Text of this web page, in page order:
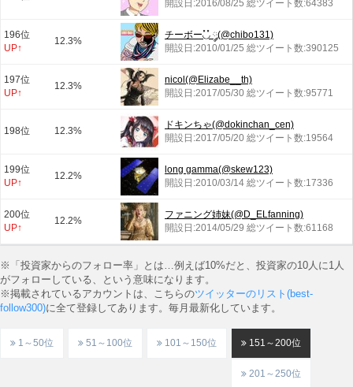
開設日:2016/08/25 総ツイート数:64383
196位
UP↑
12.3%
チーボー◟̽◞̽ ༘(@chibo131)
開設日:2010/01/25 総ツイート数:390125
197位
UP↑
12.3%
nicol(@Elizabe__th)
開設日:2017/05/30 総ツイート数:95771
198位 12.3%
ドキンちゃ(@dokinchan_cen)
開設日:2017/05/20 総ツイート数:19564
199位
UP↑
12.2%
long gamma(@skew123)
開設日:2010/03/14 総ツイート数:17336
200位
UP↑
12.2%
ファニング姉妹(@D_ELfanning)
開設日:2014/05/29 総ツイート数:61168
※「投資家からのフォロー率」とは…例えば10%だと、投資家の10人に1人
がフォローしている、という意味になります。
※掲載されているアカウントは、こちらのツイッターのリスト(best-
follow300)に全て登録してあります。毎月最新化しています。
1～50位 51～100位 101～150位 151～200位
201～250位